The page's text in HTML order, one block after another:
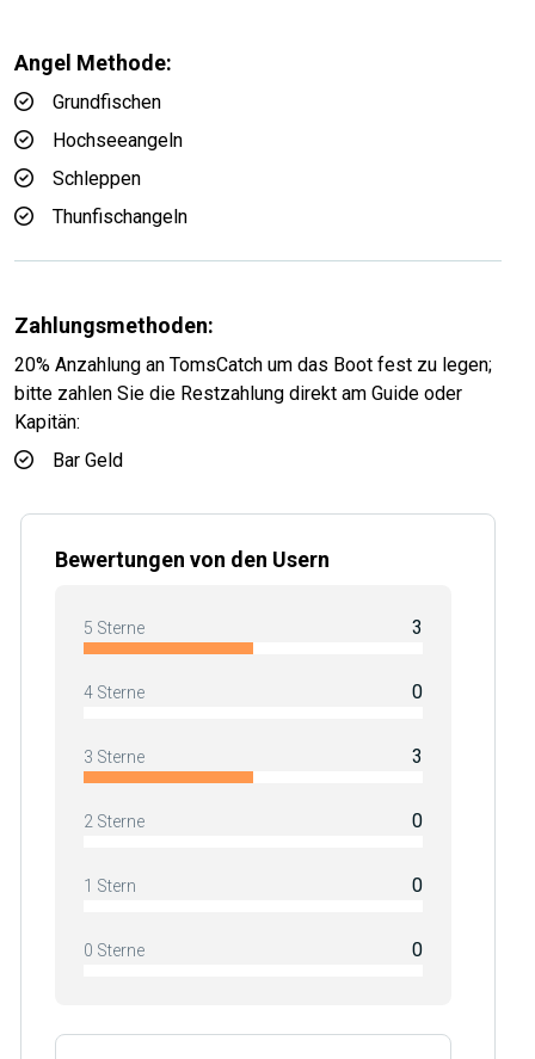
Angel Methode:
Grundfischen
Hochseeangeln
Schleppen
Thunfischangeln
Zahlungsmethoden:
20% Anzahlung an TomsCatch um das Boot fest zu legen;
bitte zahlen Sie die Restzahlung direkt am Guide oder
Kapitän:
Bar Geld
Bewertungen von den Usern
5 Sterne 3
4 Sterne 0
3 Sterne 3
2 Sterne 0
1 Stern 0
0 Sterne 0